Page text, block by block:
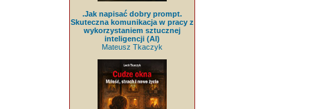
.Jak napisać dobry prompt.
Skuteczna komunikacja w pracy z
wykorzystaniem sztucznej
inteligencji (AI)
Mateusz Tkaczyk